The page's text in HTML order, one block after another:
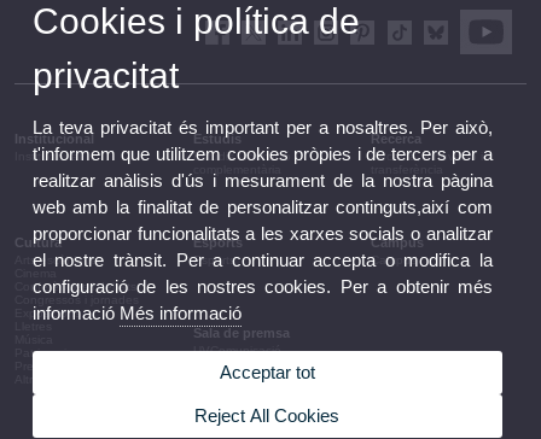
Institucional
Institucional
Estudis
Estudis i formació
Recerca
Recerca, innovació i
Cultura
Arts escèniques
Conferències i debats
Congressos i jornades
Exposicions
Patrimoni
Esports
Esports
Campus
Campus
Sala de premsa
UVComunicació
Notes de premsa
Agenda de govern
Informació corporativa
Cookies i política de
privacitat
La teva privacitat és important per a nosaltres. Per això,
t'informem que utilitzem cookies pròpies i de tercers per a
realitzar anàlisis d'ús i mesurament de la nostra pàgina
web amb la finalitat de personalitzar continguts,així com
proporcionar funcionalitats a les xarxes socials o analitzar
el nostre trànsit. Per a continuar accepta o modifica la
configuració de les nostres cookies. Per a obtenir més
informació Més informació
Acceptar tot
Reject All Cookies